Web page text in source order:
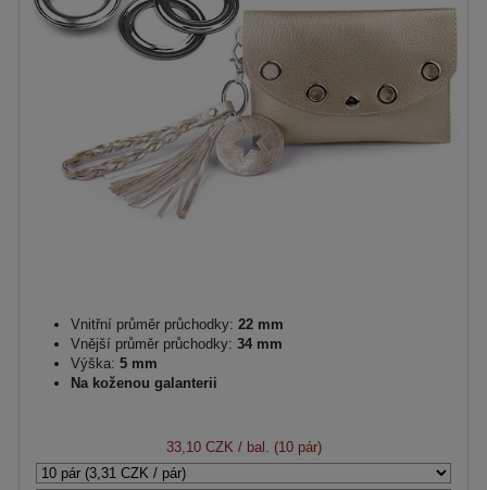
Vnitřní průměr průchodky: 22 mm
Vnější průměr průchodky: 34 mm
Výška: 5 mm
Na koženou galanterii
33,10 CZK / bal. (10 pár)